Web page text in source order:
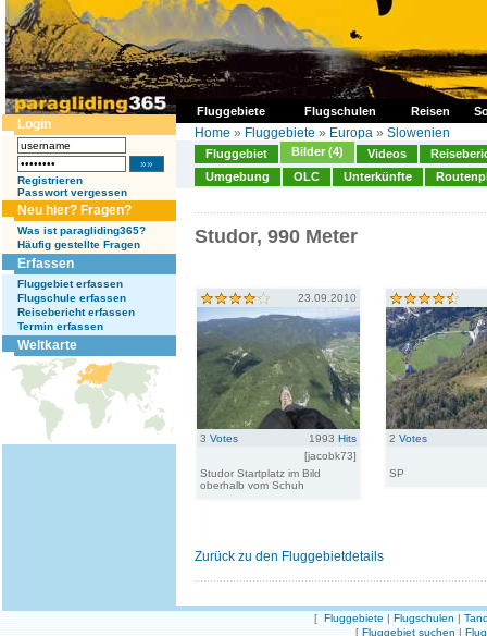
Fluggebiete Flugschulen Reisen
Login
Registrieren
Passwort vergessen
Neu hier? Fragen?
Was ist paragliding365?
Häufig gestellte Fragen
Erfassen
Fluggebiet erfassen
Flugschule erfassen
Reisebericht erfassen
Termin erfassen
Weltkarte
Home » Fluggebiete » Europa » Slowenien
Fluggebiet Bilder (4) Videos
Umgebung
OLC Unterkünfte
Studor, 990 Meter
23.09.2010
3 Votes 1993 Hits
[jacobk73]
Studor Startplatz im Bild
oberhalb vom Schuh
2 Votes
SP
Zurück zu den Fluggebietdetails
[ Fluggebiete | Flugschulen |
[ Fluggebiet suchen |